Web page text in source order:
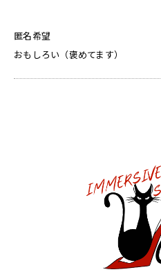
匿名希望
おもしろい（褒めてます）